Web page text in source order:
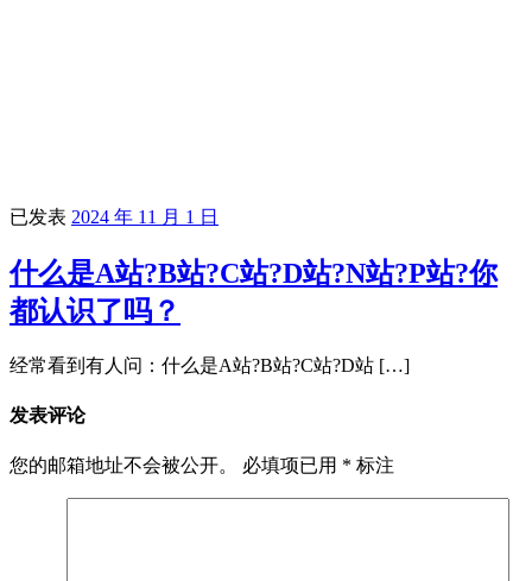
已发表 2024 年 11 月 1 日
什么是A站?B站?C站?D站?N站?P站?你
都认识了吗？
经常看到有人问：什么是A站?B站?C站?D站 […]
发表评论
您的邮箱地址不会被公开。 必填项已用 * 标注